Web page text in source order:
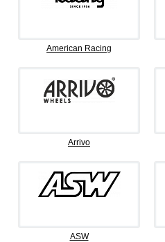
American Racing
Arrivo
ASW